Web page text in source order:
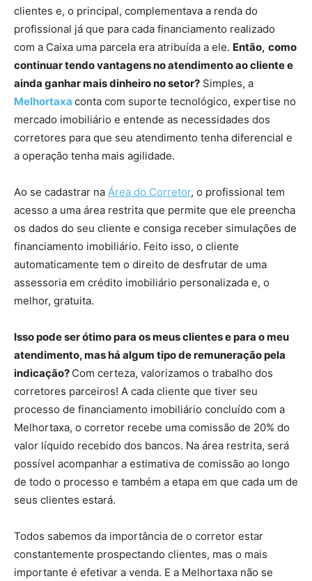
clientes e, o principal, complementava a renda do
profissional já que para cada financiamento realizado
com a Caixa uma parcela era atribuída a ele. Então, como
continuar tendo vantagens no atendimento ao cliente e
ainda ganhar mais dinheiro no setor? Simples, a
Melhortaxa conta com suporte tecnológico, expertise no
mercado imobiliário e entende as necessidades dos
corretores para que seu atendimento tenha diferencial e
a operação tenha mais agilidade.
Ao se cadastrar na Área do Corretor, o profissional tem
acesso a uma área restrita que permite que ele preencha
os dados do seu cliente e consiga receber simulações de
financiamento imobiliário. Feito isso, o cliente
automaticamente tem o direito de desfrutar de uma
assessoria em crédito imobiliário personalizada e, o
melhor, gratuita.
Isso pode ser ótimo para os meus clientes e para o meu
atendimento, mas há algum tipo de remuneração pela
indicação? Com certeza, valorizamos o trabalho dos
corretores parceiros! A cada cliente que tiver seu
processo de financiamento imobiliário concluído com a
Melhortaxa, o corretor recebe uma comissão de 20% do
valor líquido recebido dos bancos. Na área restrita, será
possível acompanhar a estimativa de comissão ao longo
de todo o processo e também a etapa em que cada um de
seus clientes estará.
Todos sabemos da importância de o corretor estar
constantemente prospectando clientes, mas o mais
importante é efetivar a venda. E a Melhortaxa não se